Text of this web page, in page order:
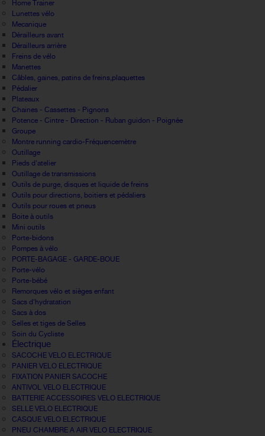
Home Trainer
Lunettes vélo
Mecanique
Dérailleurs avant
Dérailleurs arrière
Freins de vélo
Manettes
Câbles, gaines, patins de freins,plaquettes
Pédalier
Plateaux
Chaines - Cassettes - Pignons
Potence - Cintre - Direction - Ruban guidon - Poignée
Groupe
Montre running cardio-Fréquencemètre
Outillage
Pieds d'atelier
Outillage de transmissions
Outils de purge, disques et liquide de freins
Outils pour directions, boitiers et pédaliers
Outils pour roues et pneus
Boite à outils
Mini outils
Porte-bidons
Pompes à vélo
PORTE-BAGAGE - GARDE-BOUE
Porte-vélo
Porte-bébé
Remorques vélo et sièges enfant
Sacs d'hydratation
Sacs à dos
Selles et tiges de Selles
Soin du Cycliste
Électrique
SACOCHE VELO ELECTRIQUE
PANIER VELO ELECTRIQUE
FIXATION PANIER SACOCHE
ANTIVOL VELO ELECTRIQUE
BATTERIE ACCESSOIRES VELO ELECTRIQUE
SELLE VELO ELECTRIQUE
CASQUE VELO ELECTRIQUE
PNEU CHAMBRE A AIR VELO ELECTRIQUE